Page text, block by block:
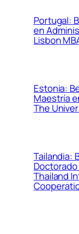
Portugal:
en
Lisbon
Estonia:
Maestría
The
Tailandia:
Thailand